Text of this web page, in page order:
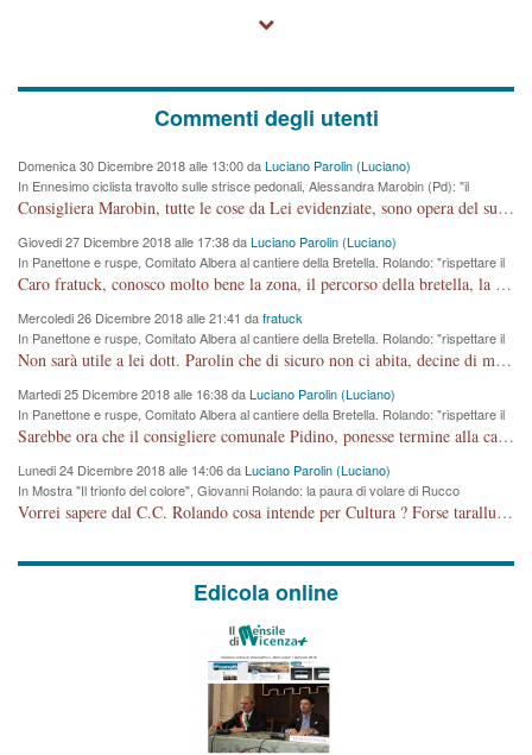
Commenti degli utenti
Domenica 30 Dicembre 2018 alle 13:00 daLuciano Parolin (Luciano)
In Ennesimo ciclista travolto sulle strisce pedonali, Alessandra Marobin (Pd): "il
Comune si svegli"
Consigliera Marobin, tutte le cose da Lei evidenziate, sono opera del suo ex Assessore e compagno di Partito Antonio Marco Dalla Pozza Assessore alla "progettazione" di piste ciclabili e altre porcherie. A lui manderei il conto da saldare per incidenti e danni alle persone. E' ora che "finiamola." Avete perso rassegnatevi. qui IL SINDACO RUCCO NON C'ENTRA PER NIENTE. CAPITO!!!!!!!! Amen.
Giovedi 27 Dicembre 2018 alle 17:38 daLuciano Parolin (Luciano)
In Panettone e ruspe, Comitato Albera al cantiere della Bretella. Rolando: "rispettare il
cronoprogramma"
Caro fratuck, conosco molto bene la zona, il percorso della bretella, la situazione dei cittadini, abito in Viale Trento. A partire dal 2003 ho partecipato al Comitato di Maddalene pro bretella, e a riunioni propositive per apportare modifiche al progetto. Numerose mie foto del territorio sono arrivate a Roma, altri miei interventi (non graditi dalla Sx) sono stati pubblicati dal GdV, assieme ad altri come Ciro Asproso, ora favorevole alla bretella. Ho partecipato alla raccolta firme per la chiusura della strada x 5 giorni eseguita dal Sindaco Hullwech per sforamento 180 Micro/g. Pertanto come impegno per la tematica sono apposto con la coscienza. Ora il Progetto è partito, fine! Voglio dire che la nuova Giunta "comunale" non c'entra più. L'opera sarà "malauguratamente" eseguita, ma non con il mio placet. Il Consigliere Comunale dovrebbe capire che la campagna elettorale è finita, con buona pace di tutti. Quello che invece dovrebbe interessare è la proprietà della strada, dall'uscita autostradale Ovest, sino alla Rotatoria dell'Albara, vi sono tre possessori: Autostrade SpA; La Provincia, il Comune. Come la mettiamo per il futuro ? I costi, da 50 sono saliti a 100 milioni di € come dire 20 milioni a KM (!) da non credere. Comunque si farà. Ma nessuno canti Vittoria, anzi meglio non farne un ulteriore fatto "partitico" per questioni elettorali o di seggio. Se mi manda la sua mail, sono disponibile ad inviare i documenti e le foto sopra descritte. Con ossequi, Luciano Parolin
Mercoledi 26 Dicembre 2018 alle 21:41 dafratuck
In Panettone e ruspe, Comitato Albera al cantiere della Bretella. Rolando: "rispettare il
cronoprogramma"
Non sarà utile a lei dott. Parolin che di sicuro non ci abita, decine di migliaia di TIR, automobili e padroncini che passano quotidianamente per una strada appena rotabile, non è più possibile stendere i panni, attraversare la strada senza rischiare la morte, le case stanno crepando, i tempi sono cambiati e la bretella non passerà assolutamente per maddalene (ma cosa sta a dire?!), dia invece responsabilità a chi ha costruito tagliando la strada che doveva invece terminare a isola vicentina e non al moracchino lasciando Motta di Costabissara ancora in panne di traffico. I tempi sono cambiati dottore e se l'anagrafe della vita stagna nell'essere umano impressioni conservatrici, la società non le considera perchè va avanti, si industrializza e ha bisogno di infrastrutture e di sviluppo. Ultima considerazione, se è geloso di Rolando perchè vede in lui solo campagne politiche mentre si difendono i SOLI diritti dei cittadini, la preghiamo faccia considerazioni più appropriate. Saluti e complimenti per i suoi scritti.
Martedi 25 Dicembre 2018 alle 16:38 daLuciano Parolin (Luciano)
In Panettone e ruspe, Comitato Albera al cantiere della Bretella. Rolando: "rispettare il
cronoprogramma"
Sarebbe ora che il consigliere comunale Pidino, ponesse termine alla campagna elettorale nel territorio del suo seggio Villaggio del Sole. La tiraca è iniziata, distruggerà 6 km di prateria ovest della città, ricca di fonti e sorgenti d'acqua. I cittadini di Maddalene non avranno più Pace la notte. Molta colpa per la costruzione di questa Strada è proprio del signor Rolando,dei suoi gazebo mobili e che vuol far passare questa opera VANDALICA come progetto "utile" a chi ? Non è cosa seria sig. Rolando!
Lunedi 24 Dicembre 2018 alle 14:06 daLuciano Parolin (Luciano)
In Mostra "Il trionfo del colore", Giovanni Rolando: la paura di volare di Rucco
Vorrei sapere dal C.C. Rolando cosa intende per Cultura ? Forse tarallucci, vino e sagre, o spaghetti tricolori del PD ? Il continuo (s)parlare della mostra a Palazzo Chiericati caro consigliere DANNEGGIA FORTEMENTE l'immagine della città TUTTA e fa deviare i consensi che in RUSSIA (badi bene ex U.R.S.S.) sono ECCELLENTI. A livello artistico l'evento è di alta Valenza culturale, COMPITO di Tutta la Cittadinanza fare il possibile per propagandare l'iniziativa senza farne UN CASO PARTITICO come fa Lei da sempre. Meno Gazebo + Partecipazione! E così sia. Amen.
Edicola online